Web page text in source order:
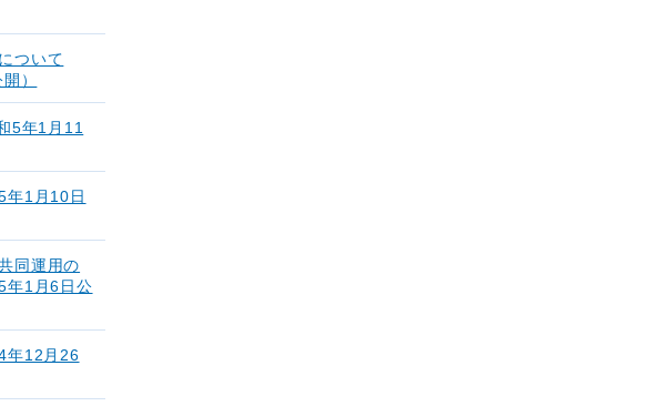
ついて
）
5年1月11
年1月10日
同運用の
年1月6日公
年12月26